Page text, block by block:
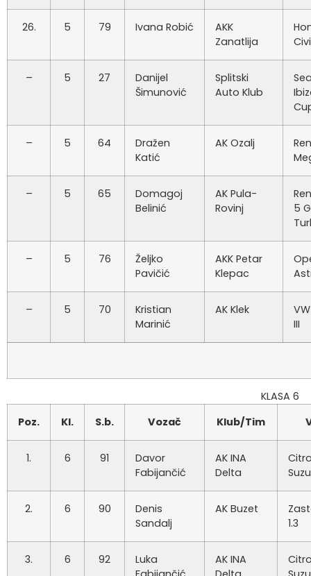
26. 5 79 Ivana Robić
AKK
Zanatlija
– 5 27
Danijel
Šimunović
Splitski
Auto Klub
– 5 64
Dražen
Katić
AK Ozalj
– 5 65
Domagoj
Belinić
AK Pula-
Rovinj
5
– 5 76
Željko
Pavičić
AKK Petar
Klepac
– 5 70
Kristian
Marinić
AK Klek
III
KLASA 6
Poz.
Kl. S.b. Vozač Klub/Tim
1. 6 91
Davor
Fabijančić
AK INA
Delta
2. 6 90
Denis
Sandalj
AK Buzet
1.3
3. 6 92
Luka
AK INA